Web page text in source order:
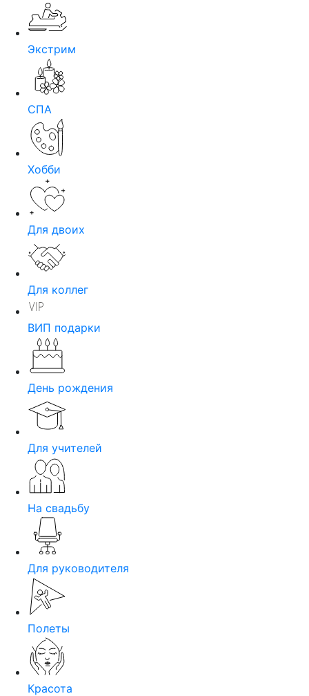
Экстрим
СПА
Хобби
Для двоих
Для коллег
ВИП подарки
День рождения
Для учителей
На свадьбу
Для руководителя
Полеты
Красота